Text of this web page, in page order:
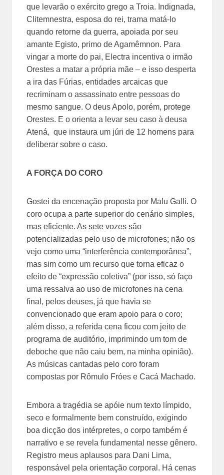
que levarão o exército grego a Troia. Indignada,
Clitemnestra, esposa do rei, trama matá-lo
quando retorne da guerra, apoiada por seu
amante Egisto, primo de Agamêmnon. Para
vingar a morte do pai, Electra incentiva o irmão
Orestes a matar a própria mãe – e isso desperta
a ira das Fúrias, entidades arcaicas que
recriminam o assassinato entre pessoas do
mesmo sangue. O deus Apolo, porém, protege
Orestes. E o orienta a levar seu caso à deusa
Atená, que instaura um júri de 12 homens para
deliberar sobre o caso.
A FORÇA DO CORO
Gostei da encenação proposta por Malu Galli. O
coro ocupa a parte superior do cenário simples,
mas eficiente. As sete vozes são
potencializadas pelo uso de microfones; não os
vejo como uma “interferência contemporânea”,
mas sim como um recurso que torna eficaz o
efeito de “expressão coletiva” (por isso, só faço
uma ressalva ao uso de microfones na cena
final, pelos deuses, já que havia se
convencionado que eram apoio para o coro;
além disso, a referida cena ficou com jeito de
programa de auditório, imprimindo um tom de
deboche que não caiu bem, na minha opinião).
As músicas cantadas pelo coro foram
compostas por Rômulo Fróes e Cacá Machado.
Embora a tragédia se apóie num texto límpido,
seco e formalmente bem construído, exigindo
boa dicção dos intérpretes, o corpo também é
narrativo e se revela fundamental nesse gênero.
Registro meus aplausos para Dani Lima,
responsável pela orientação corporal. Há cenas